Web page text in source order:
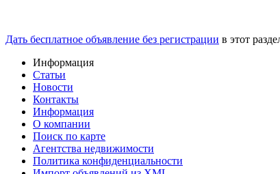
Дать бесплатное объявление без регистрации в этот
Информация
Статьи
Новости
Контакты
Информация
О компании
Поиск по карте
Агентства недвижимости
Политика конфиденциальности